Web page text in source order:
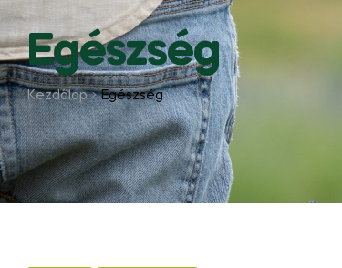
Egészség
Kezdőlap Egészség